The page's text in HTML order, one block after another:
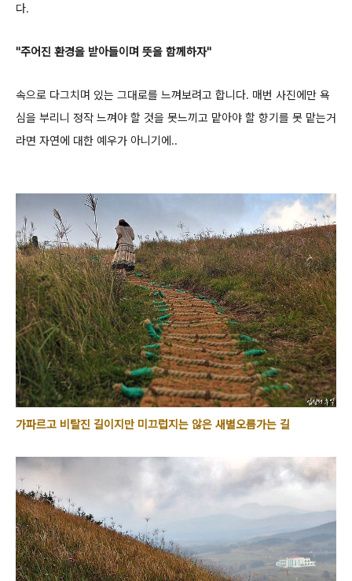
다.
"주어진 환경을 받아들이며 뜻을 함께하자"
속으로 다그치며 있는 그대로를 느껴보려고 합니다. 매번 사진에만 욕
심을 부리니 정작 느껴야 할 것을 못느끼고 맡아야 할 향기를 못 맡는거
라면 자연에 대한 예우가 아니기에..
가파르고 비탈진 길이지만 미끄럽지는 않은 새별오름가는 길